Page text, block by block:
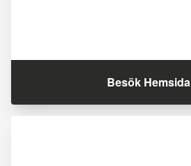
Besök Hemsida